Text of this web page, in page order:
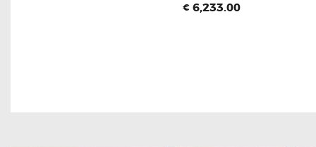
€ 6,233.00